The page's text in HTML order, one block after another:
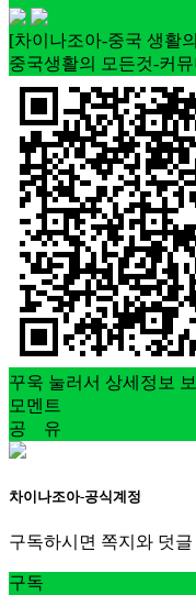
[차이나조아-중국 생활
중국생활의 모든것-커
꾸욱 눌러서 상세정보 보
모멘트
공 유
차이나조아-공식계정
구독하시면 쪽지와 덧
구독